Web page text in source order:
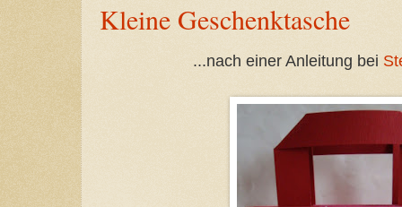
Kleine Geschenktasche
...nach einer Anleitung bei